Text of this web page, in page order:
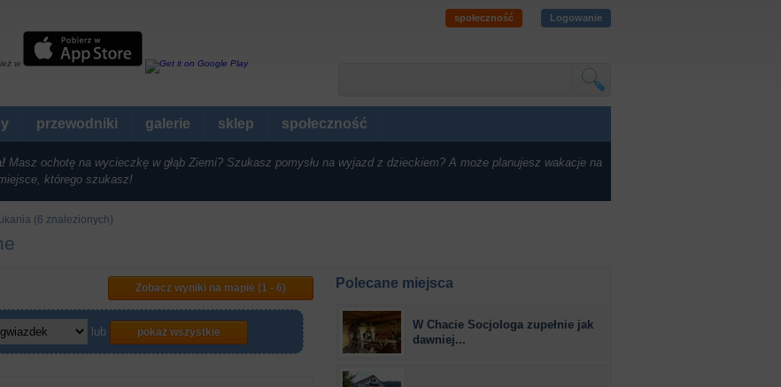
w
społeczność Logowanie
przewodniki galerie sklep społeczność
Masz ochotę na wycieczkę w głąb Ziemi? Szukasz pomysłu na wyjazd z dzieckiem? A może planujesz wakacje na
którego szukasz!
(6 znalezionych)
Zobacz wyniki na mapie (1 - 6)
lub pokaż wszystkie
Polecane miejsca
W Chacie Socjologa zupełnie jak
dawniej...